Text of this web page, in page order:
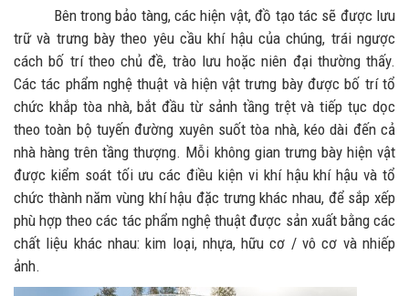
Bên trong bảo tàng, các hiện vật, đồ tạo tác sẽ được lưu
trữ và trưng bày theo yêu cầu khí hậu của chúng, trái ngược
cách bố trí theo chủ đề, trào lưu hoặc niên đại thường thấy.
Các tác phẩm nghệ thuật và hiện vật trưng bày được bố trí tổ
chức khắp tòa nhà, bắt đầu từ sảnh tầng trệt và tiếp tục dọc
theo toàn bộ tuyến đường xuyên suốt tòa nhà, kéo dài đến cả
nhà hàng trên tầng thượng. Mỗi không gian trưng bày hiện vật
được kiểm soát tối ưu các điều kiện vi khí hậu khí hậu và tổ
chức thành năm vùng khí hậu đặc trưng khác nhau, để sắp xếp
phù hợp theo các tác phẩm nghệ thuật được sản xuất bằng các
chất liệu khác nhau: kim loại, nhựa, hữu cơ / vô cơ và nhiếp
ảnh.